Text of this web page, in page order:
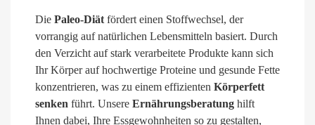
Die Paleo-Diät fördert einen Stoffwechsel, der
vorrangig auf natürlichen Lebensmitteln basiert. Durch
den Verzicht auf stark verarbeitete Produkte kann sich
Ihr Körper auf hochwertige Proteine und gesunde Fette
konzentrieren, was zu einem effizienten Körperfett
senken führt. Unsere Ernährungsberatung hilft
Ihnen dabei, Ihre Essgewohnheiten so zu gestalten,